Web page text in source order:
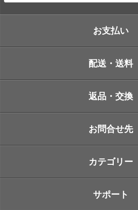
お支払い
配送・送料
返品・交換
お問合せ先
カテゴリー
サポート